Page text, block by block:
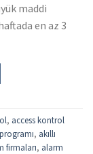
maddi
en az 3
, access kontrol
, akıllı
firmaları, alarm